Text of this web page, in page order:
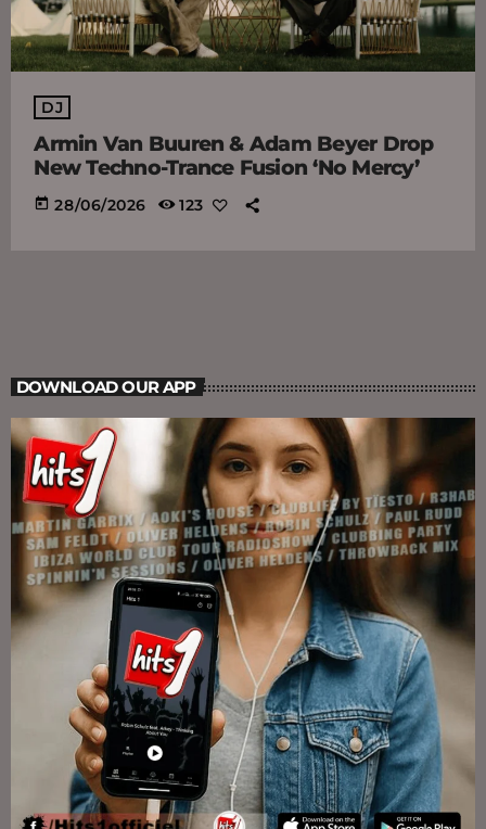
DJ
Armin Van Buuren & Adam Beyer Drop
New Techno-Trance Fusion ‘No Mercy’
today 28/06/2026 123
DOWNLOAD OUR APP